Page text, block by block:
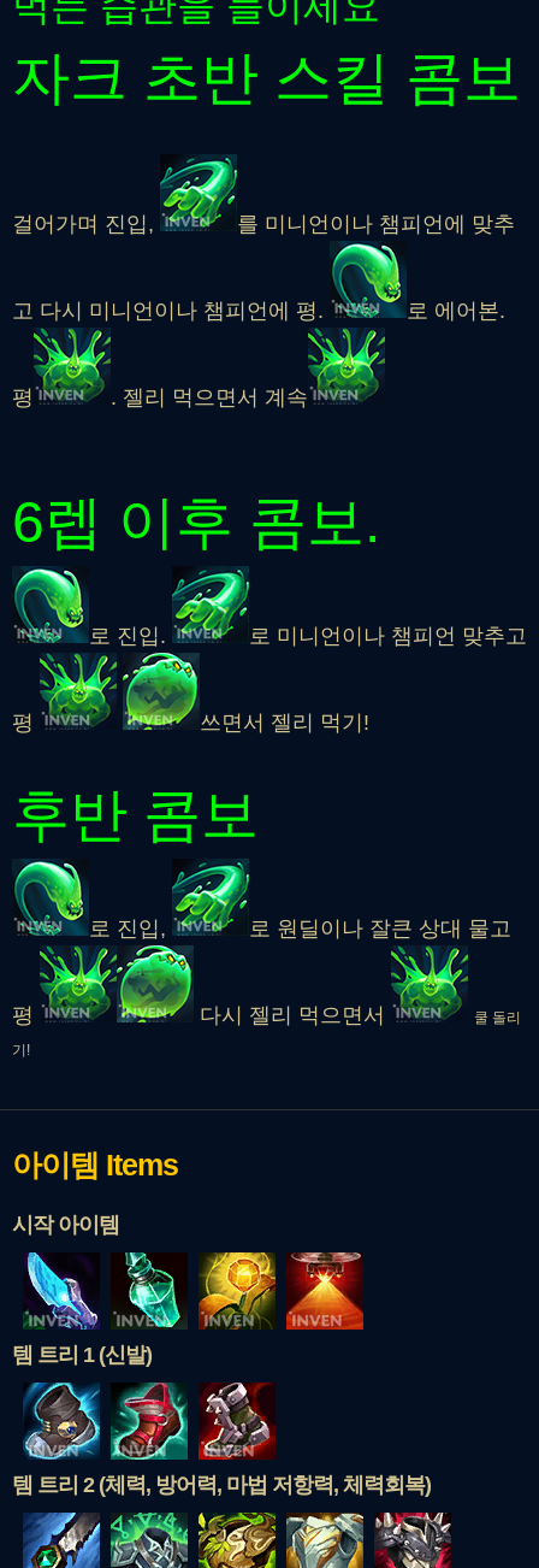
자크 초반 스킬 콤보
걸어가며 진입, 를 미니언이나 챔피언에 맞추
고 다시 미니언이나 챔피언에 평. 로 에어본.
평 . 젤리 먹으면서 계속
6렙 이후 콤보.
로 진입. 로 미니언이나 챔피언 맞추고
평 쓰면서 젤리 먹기!
후반 콤보
로 진입, 로 원딜이나 잘큰 상대 물고
평 다시 젤리 먹으면서
쿨 돌리
기!
아이템 Items
시작 아이템
템 트리 1 (신발)
템 트리 2 (체력, 방어력, 마법 저항력, 체력회복)